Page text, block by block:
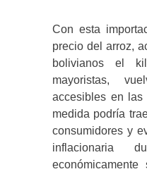
Con esta
precio del arroz,
bolivianos el
mayoristas,
accesibles en las
medida podría
consumidores y
inflacionaria